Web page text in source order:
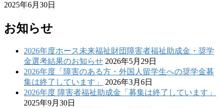
2025年6月30日
お知らせ
2026年度ホース未来福祉財団障害者福祉助成金・奨学
金選考結果のお知らせ 2026年5月29日
2026年度「障害のある方・外国人留学生への奨学金募
集は終了しています」
2026年3月6日
2026年度 障害者福祉助成金「募集は終了しています」
2025年9月30日